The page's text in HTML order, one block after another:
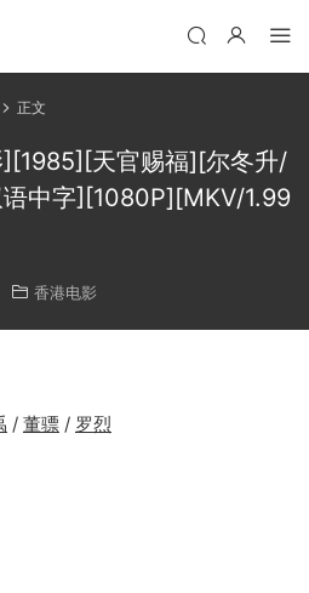
正文
天官赐福][尔冬升/
中字][1080P][MKV/1.99
香港电影
/ 董骠 / 罗烈